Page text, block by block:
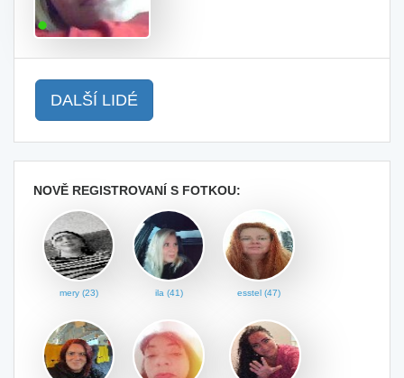
DALŠÍ LIDÉ
NOVĚ REGISTROVANÍ S FOTKOU:
mery (23) ila (41) esstel (47)